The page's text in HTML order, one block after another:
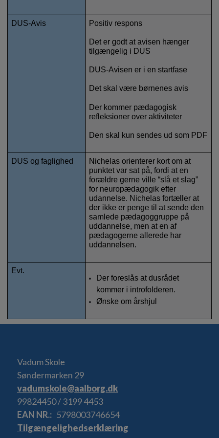
DUS-Avis Positiv respons
Det er godt at avisen hænger
tilgængelig i DUS
DUS-Avisen er i en startfase
Det skal være børnenes avis
Der kommer pædagogisk
refleksioner over aktiviteter
Den skal kun sendes ud som PDF
DUS og faglighed
Nichelas orienterer kort om at
punktet var sat på, fordi at en
forældre gerne ville “slå et slag”
for neuropædagogik efter
udannelse. Nichelas fortæller at
der ikke er penge til at sende den
samlede pædagoggruppe på
uddannelse, men at en af
pædagogerne allerede har
uddannelsen.
Evt.
Der foreslås at dusrådet
kommer i introfolderen.
Ønske om årshjul
Vadum Skole
Søndermarken 29
vadumskole@aalborg.dk
99824450 / 3199 4453
EAN NR.
5798003746654
Tilgængelighedserklæring